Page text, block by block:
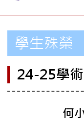
學生殊榮
24-25學術
何